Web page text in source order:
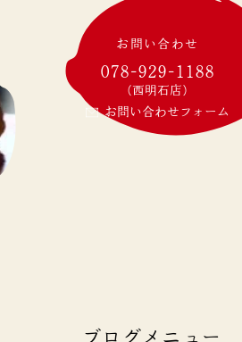
お問い合わせ
078-929-1188
(西明石店)
お問い合わせフォーム
ブログメニュー